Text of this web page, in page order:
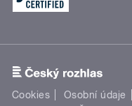
Cookies Osobní údaje